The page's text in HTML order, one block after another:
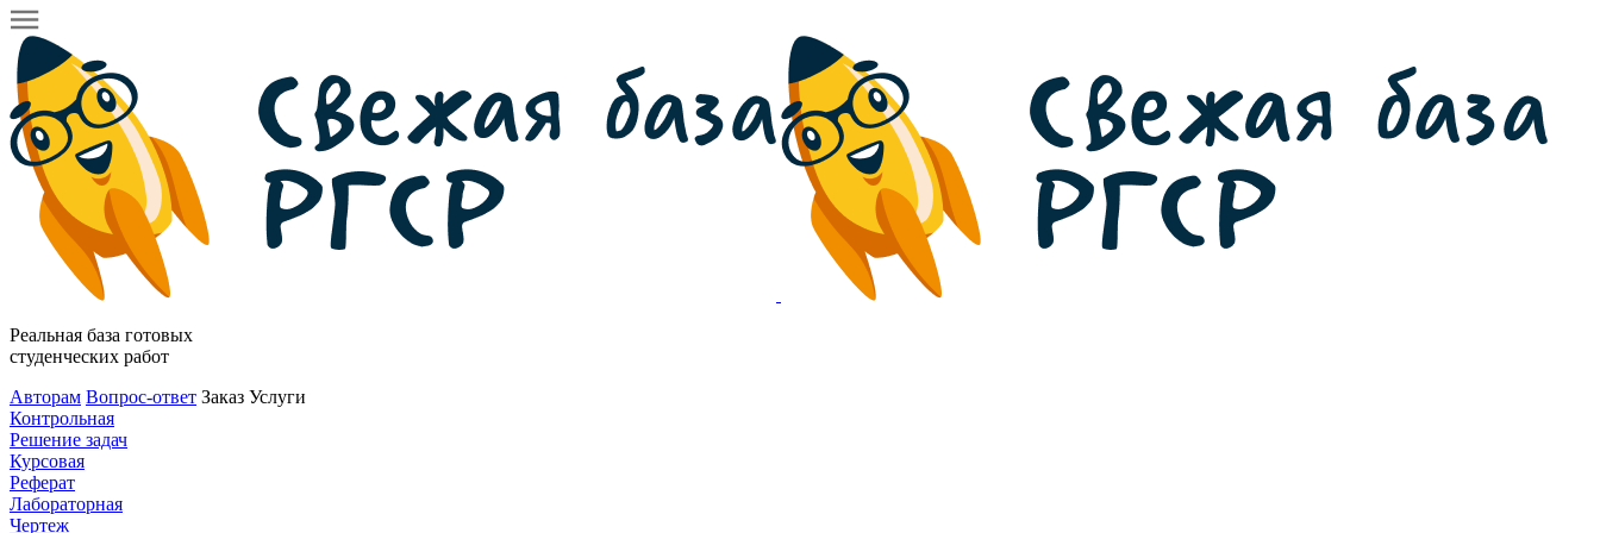
Реальная база готовых
студенческих работ
Авторам Вопрос-ответ Заказ Услуги
Контрольная
Решение задач
Курсовая
Реферат
Лабораторная
Чертеж